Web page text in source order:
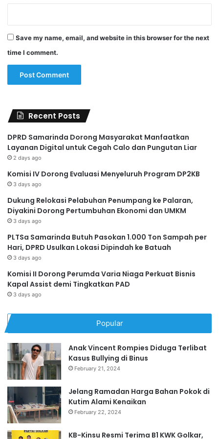
Save my name, email, and website in this browser for the next
time I comment.
Recent Posts
DPRD Samarinda Dorong Masyarakat Manfaatkan
Layanan Digital untuk Cegah Calo dan Pungutan Liar
2 days ago
Komisi IV Dorong Evaluasi Menyeluruh Program DP2KB
3 days ago
Dukung Relokasi Pelabuhan Penumpang ke Palaran,
Diyakini Dorong Pertumbuhan Ekonomi dan UMKM
3 days ago
PLTSa Samarinda Butuh Pasokan 1.000 Ton Sampah per
Hari, DPRD Usulkan Lokasi Dipindah ke Batuah
3 days ago
Komisi II Dorong Perumda Varia Niaga Perkuat Bisnis
Kapal Assist demi Tingkatkan PAD
3 days ago
Popular
Anak Vincent Rompies Diduga Terlibat
Kasus Bullying di Binus
February 21, 2024
Jelang Ramadan Harga Bahan Pokok di
Kutim Alami Kenaikan
February 22, 2024
KB-Kinsu Resmi Terima B1 KWK Golkar,